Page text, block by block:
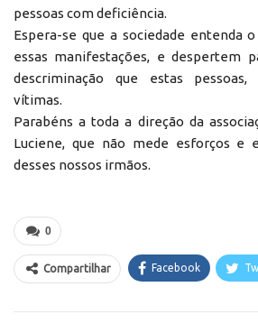
pessoas com deficiência.
Espera-se que a sociedade entenda
essas manifestações, e despertem
descriminação que estas pessoas,
vítimas.
Parabéns a toda a direção da
Luciene, que não mede esforços e
desses nossos irmãos.
0
Compartilhar Facebook